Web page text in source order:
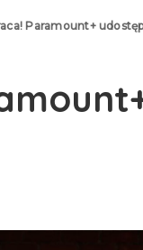
Paramount+